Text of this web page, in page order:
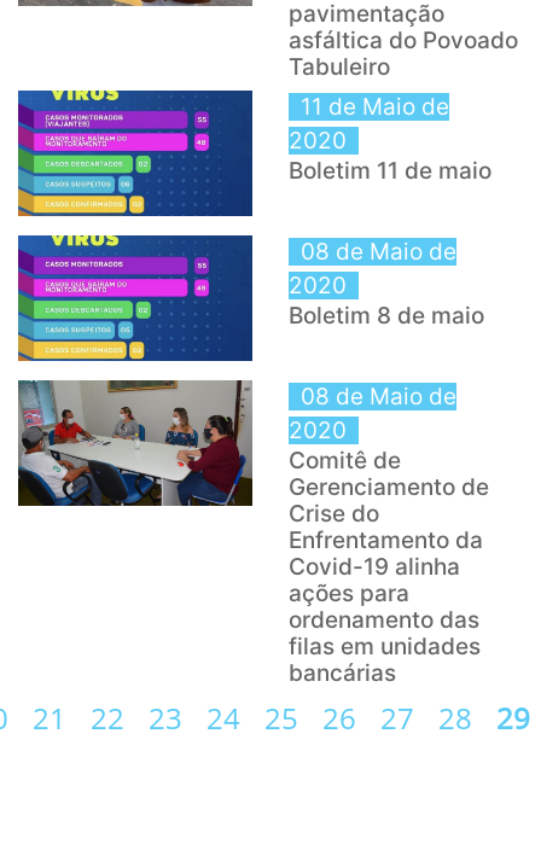
pavimentação
asfáltica do Povoado
Tabuleiro
11 de Maio de
2020
Boletim 11 de maio
08 de Maio de
2020
Boletim 8 de maio
08 de Maio de
2020
Comitê de
Gerenciamento de
Crise do
Enfrentamento da
Covid-19 alinha
ações para
ordenamento das
filas em unidades
bancárias
21 22 23 24 25 26 27 28 29